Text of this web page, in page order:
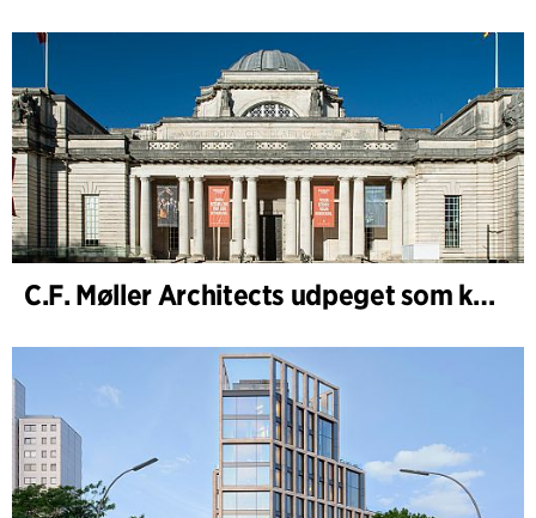
C.F. Møller Architects udpeget som konceptarkitekt for udviklingen af National Museum Cardiff